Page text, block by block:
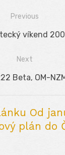
Previous
víkend
Next
Beta, OM-
Od
plán do